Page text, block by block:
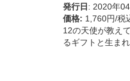
発行日 : 2020年
価格: 1,760円/税
12の天使が教え
るギフトと生ま